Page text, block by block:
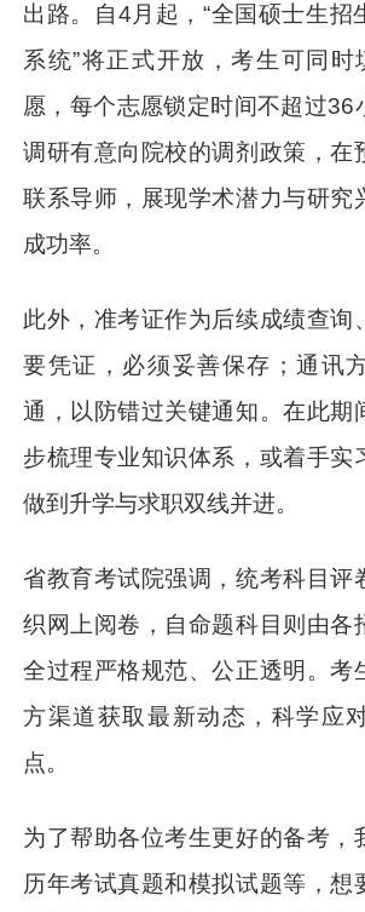
出路。自4月起，“全国硕士生招
系统”将正式开放，考生可同
愿，每个志愿锁定时间不超过36
调研有意向院校的调剂政策，在
联系导师，展现学术潜力与研究
成功率。
此外，准考证作为后续成绩查询
要凭证，必须妥善保存；通讯
通，以防错过关键通知。在此期
步梳理专业知识体系，或着手实
做到升学与求职双线并进。
省教育考试院强调，统考科目评
织网上阅卷，自命题科目则由各
全过程严格规范、公正透明。考
方渠道获取最新动态，科学应
点。
为了帮助各位考生更好的备考，
历年考试真题和模拟试题等 ，